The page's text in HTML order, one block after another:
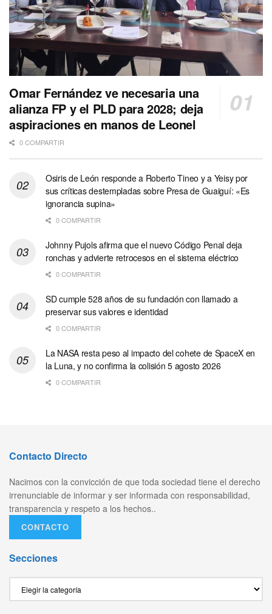
Omar Fernández ve necesaria una
alianza FP y el PLD para 2028; deja
aspiraciones en manos de Leonel
0 COMPARTIR
Osiris de León responde a Roberto Tineo y a Yeisy por
sus críticas destempladas sobre Presa de Guaiguí: «Es
ignorancia supina»
0 COMPARTIR
Johnny Pujols afirma que el nuevo Código Penal deja
ronchas y advierte retrocesos en el sistema eléctrico
0 COMPARTIR
SD cumple 528 años de su fundación con llamado a
preservar sus valores e identidad
0 COMPARTIR
La NASA resta peso al impacto del cohete de SpaceX en
la Luna, y no confirma la colisión 5 agosto 2026
0 COMPARTIR
Contacto Directo
Nacimos con la convicción de que toda sociedad tiene el derecho
irrenunciable de informar y ser informada con responsabilidad,
transparencia y respeto a los hechos..
CONTACTO
Secciones